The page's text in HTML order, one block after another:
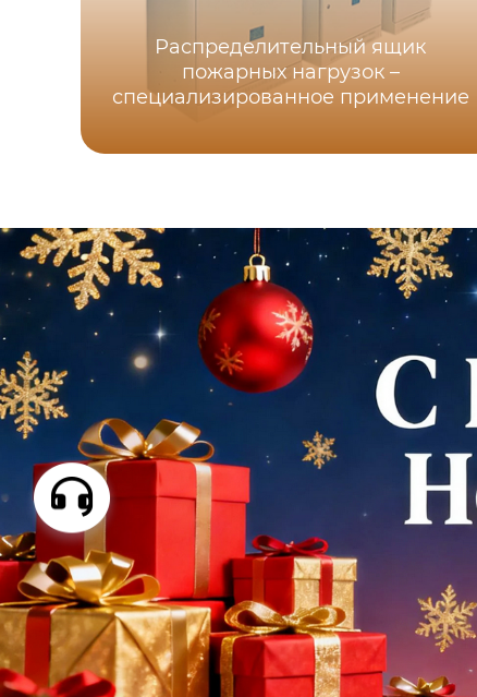
Распределительный ящик
пожарных нагрузок –
специализированное применение